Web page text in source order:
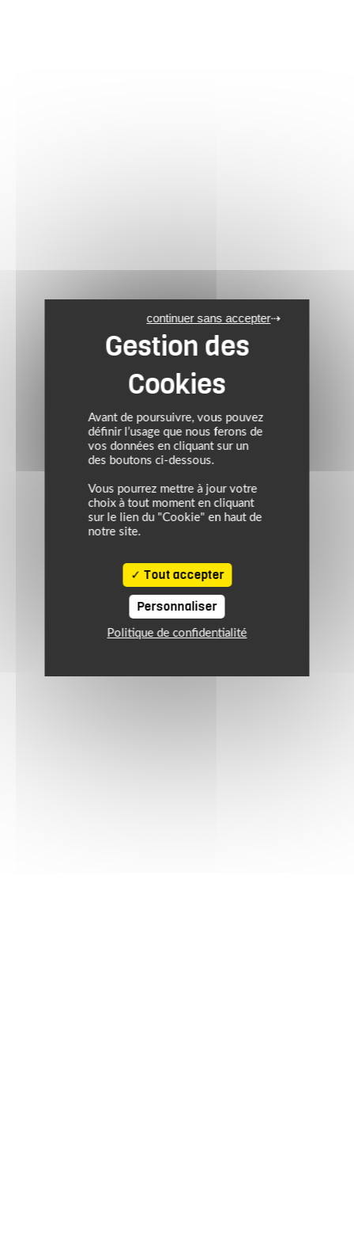
Avant de poursuivre, vous pouvez
définir l’usage que nous ferons de
vos données en cliquant sur un
des boutons ci-dessous.
Vous pourrez mettre à jour votre
choix à tout moment en cliquant
sur le lien du "Cookie" en haut de
notre site.
Tout accepter
continuer sans accepter
Personnaliser
Politique de confidentialité